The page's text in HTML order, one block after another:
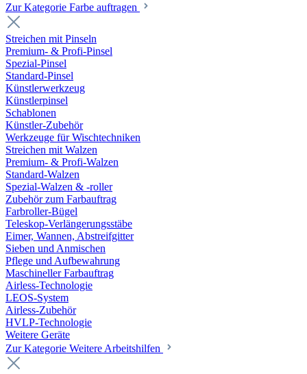
Zur Kategorie Farbe auftragen
Streichen mit Pinseln
Premium- & Profi-Pinsel
Spezial-Pinsel
Standard-Pinsel
Künstlerwerkzeug
Künstlerpinsel
Schablonen
Künstler-Zubehör
Werkzeuge für Wischtechniken
Streichen mit Walzen
Premium- & Profi-Walzen
Standard-Walzen
Spezial-Walzen & -roller
Zubehör zum Farbauftrag
Farbroller-Bügel
Teleskop-Verlängerungsstäbe
Eimer, Wannen, Abstreifgitter
Sieben und Anmischen
Pflege und Aufbewahrung
Maschineller Farbauftrag
Airless-Technologie
LEOS-System
Airless-Zubehör
HVLP-Technologie
Weitere Geräte
Zur Kategorie Weitere Arbeitshilfen